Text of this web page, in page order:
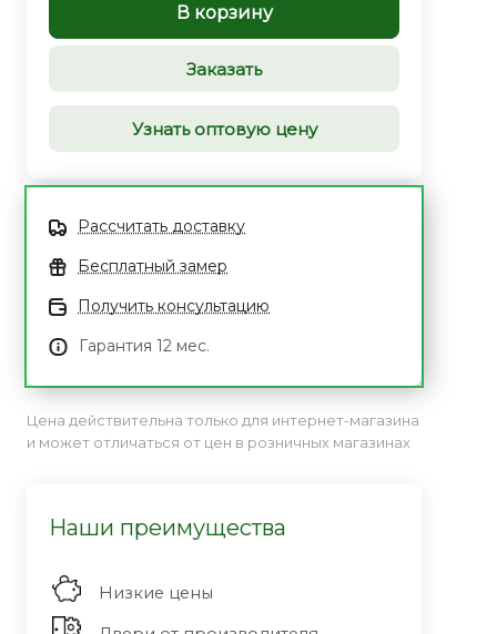
В корзину
Заказать
Узнать оптовую цену
Рассчитать доставку
Бесплатный замер
Получить консультацию
Гарантия 12 мес.
Цена действительна только для интернет-магазина
и может отличаться от цен в розничных магазинах
Наши преимущества
Низкие цены